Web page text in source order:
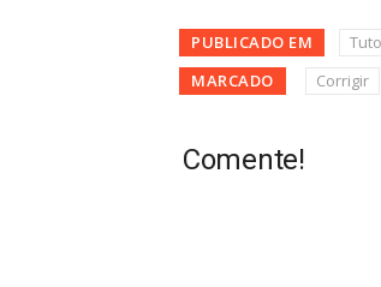
PUBLICADO EM
MARCADO
Corrigir
Comente!